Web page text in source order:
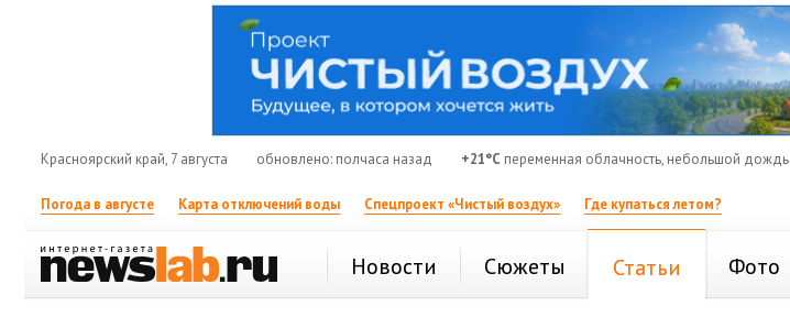
Красноярский край, 7 августа обновлено: полчаса назад +21°C переменная облачность, небольшой дождь
Погода в августе Карта отключений воды Спецпроект «Чистый воздух» Где купаться летом?
Новости Сюжеты Статьи Фото